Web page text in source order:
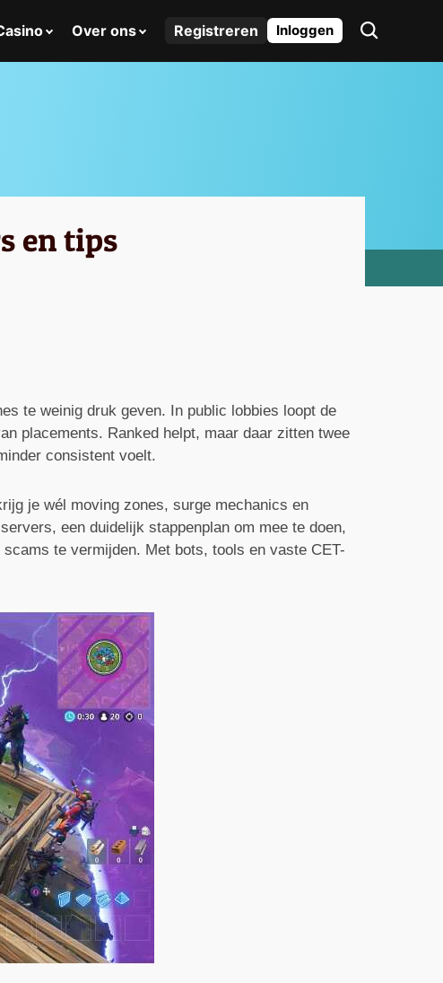
Over ons Registreren Inloggen
en tips
te weinig druk geven. In public lobbies loopt de
placements. Ranked helpt, maar daar zitten twee
consistent voelt.
je wél moving zones, surge mechanics en
een duidelijk stappenplan om mee te doen,
te vermijden. Met bots, tools en vaste CET-